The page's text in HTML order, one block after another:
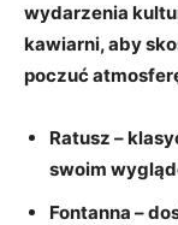
wydarzenia
kawiarni,‌ aby
poczuć
Ratusz –
swoim⁤
Fontanna –